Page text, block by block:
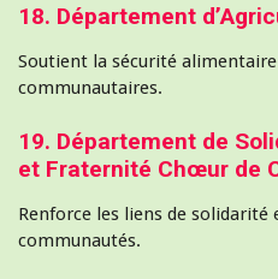
18. Département
Soutient la sécurité
communautaires.
19. Département de
et Fraternité Chœur de
Renforce les liens de
communautés.